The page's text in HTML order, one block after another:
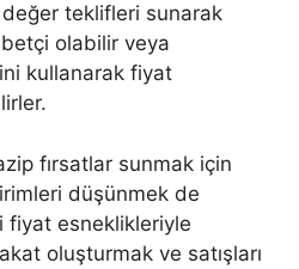
teklifleri sunarak
olabilir veya
kullanarak fiyat
fırsatlar sunmak için
düşünmek de
fiyat esneklikleriyle
oluşturmak ve satışları